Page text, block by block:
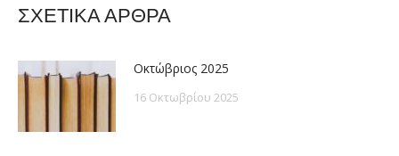
ΣΧΕΤΙΚΑ ΑΡΘΡΑ
Οκτώβριος 2025
16 Οκτωβρίου 2025